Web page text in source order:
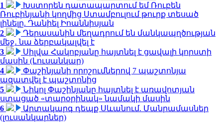
1
Խստորեն դատապարտում եմ Ռուբեն
Ռուբինյանի կողմից Ստամբուլում թուրք տեսած
լինելը. Դանիել Իոաննիսյան
2
Դերասանին մեղադրում են մանկապղծության
մեջ․ նա ձերբակալվել է
3
Սիլվա Հակոբյանը հայտնել է ցավալի կորստի
մասին (Լուսանկար)
4
Փաշինյանի որոշումներով 7 պաշտոնյա
ազատվել է պաշտոնից
5
Նիկոլ Փաշինյանը հայտնել է առավոտյան
ստացած «տարօրինակ» նամակի մասին
6
Արտակարգ դեպք Սևանում. Մանրամասներ
(լուսանկարներ)